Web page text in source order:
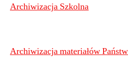
Archiwizacja Szkolna
Archiwizacja materiałów